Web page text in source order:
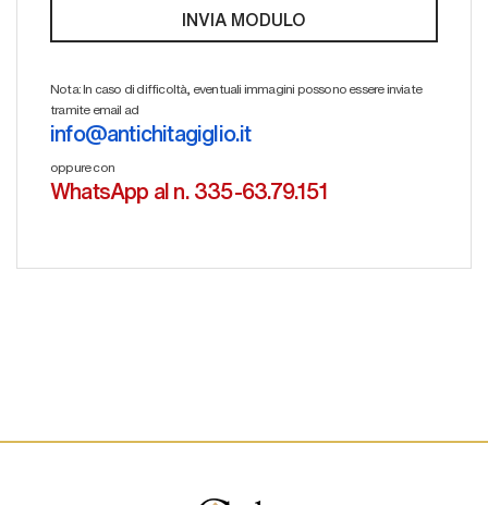
Nota: In caso di difficoltà, eventuali immagini possono essere inviate
tramite email ad
info@antichitagiglio.it
oppure con
WhatsApp al n. 335-63.79.151